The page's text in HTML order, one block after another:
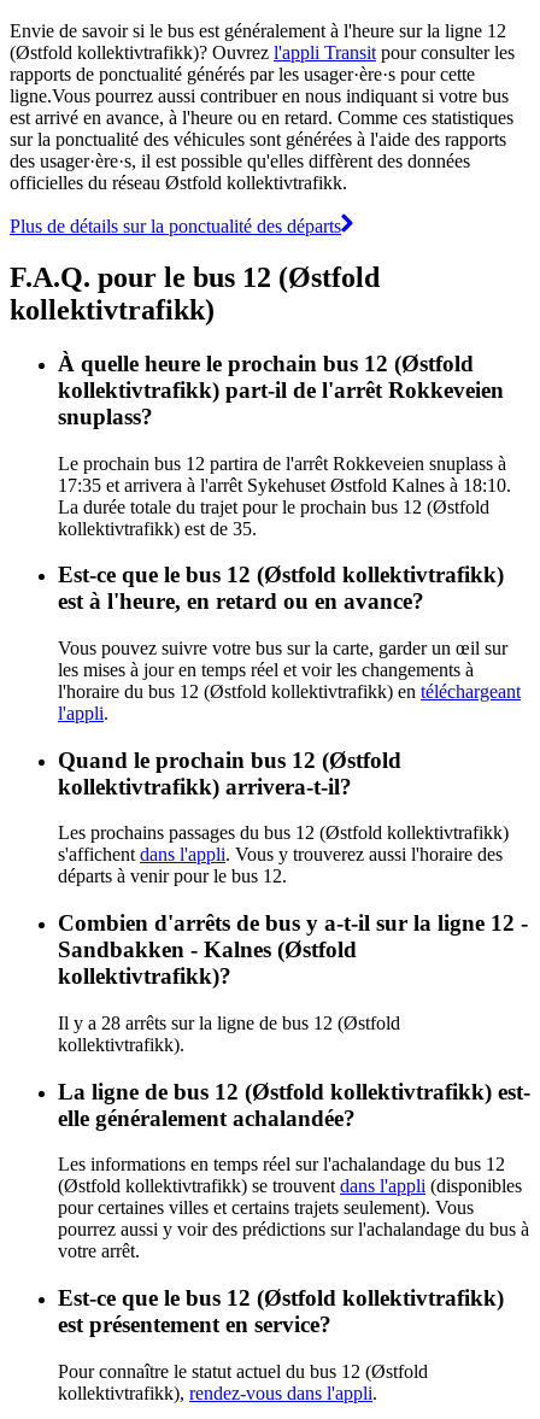
Envie de savoir si le bus est généralement à l'heure sur la ligne 12
(Østfold kollektivtrafikk)? Ouvrez l'appli Transit pour consulter les
rapports de ponctualité générés par les usager·ère·s pour cette
ligne.Vous pourrez aussi contribuer en nous indiquant si votre bus
est arrivé en avance, à l'heure ou en retard. Comme ces statistiques
sur la ponctualité des véhicules sont générées à l'aide des rapports
des usager·ère·s, il est possible qu'elles diffèrent des données
officielles du réseau Østfold kollektivtrafikk.
Plus de détails sur la ponctualité des départs
F.A.Q. pour le bus 12 (Østfold
kollektivtrafikk)
À quelle heure le prochain bus 12 (Østfold
kollektivtrafikk) part-il de l'arrêt Rokkeveien
snuplass?
Le prochain bus 12 partira de l'arrêt Rokkeveien snuplass à
17:35 et arrivera à l'arrêt Sykehuset Østfold Kalnes à 18:10.
La durée totale du trajet pour le prochain bus 12 (Østfold
kollektivtrafikk) est de 35.
Est-ce que le bus 12 (Østfold kollektivtrafikk)
est à l'heure, en retard ou en avance?
Vous pouvez suivre votre bus sur la carte, garder un œil sur
les mises à jour en temps réel et voir les changements à
l'horaire du bus 12 (Østfold kollektivtrafikk) en téléchargeant
l'appli.
Quand le prochain bus 12 (Østfold
kollektivtrafikk) arrivera-t-il?
Les prochains passages du bus 12 (Østfold kollektivtrafikk)
s'affichent dans l'appli. Vous y trouverez aussi l'horaire des
départs à venir pour le bus 12.
Combien d'arrêts de bus y a-t-il sur la ligne 12 -
Sandbakken - Kalnes (Østfold
kollektivtrafikk)?
Il y a 28 arrêts sur la ligne de bus 12 (Østfold
kollektivtrafikk).
La ligne de bus 12 (Østfold kollektivtrafikk) est-
elle généralement achalandée?
Les informations en temps réel sur l'achalandage du bus 12
(Østfold kollektivtrafikk) se trouvent dans l'appli (disponibles
pour certaines villes et certains trajets seulement). Vous
pourrez aussi y voir des prédictions sur l'achalandage du bus à
votre arrêt.
Est-ce que le bus 12 (Østfold kollektivtrafikk)
est présentement en service?
Pour connaître le statut actuel du bus 12 (Østfold
kollektivtrafikk), rendez-vous dans l'appli.